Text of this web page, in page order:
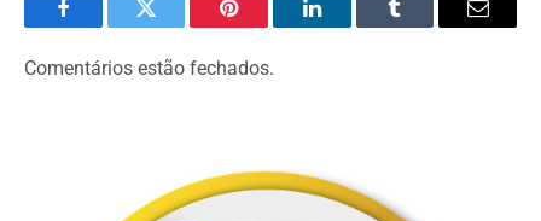
FacebookTwitter Pinterest LinkedInTumblr Email
Comentários estão fechados.